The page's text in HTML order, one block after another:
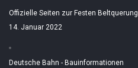
Offizielle Seiten zur Festen Beltquerung
14. Januar 2022
Deutsche Bahn - Bauinformationen